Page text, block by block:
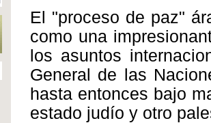
El "proceso de paz"
como una
los asuntos
General de las
hasta entonces bajo
estado judío y otro